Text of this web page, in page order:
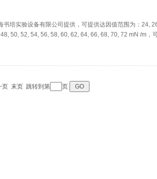
培实验设备有限公司提供，可提供达因值范围为：24,
50, 52, 54, 56, 58, 60, 62, 64, 66, 68, 70, 72 mN /m，
页 末页 跳转到第 页